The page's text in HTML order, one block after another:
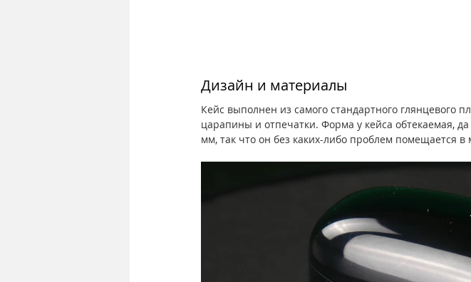
Дизайн и материалы
Кейс выполнен из самого стандартного глянцевого
царапины и отпечатки. Форма у кейса обтекаемая,
мм, так что он без каких-либо проблем помещается